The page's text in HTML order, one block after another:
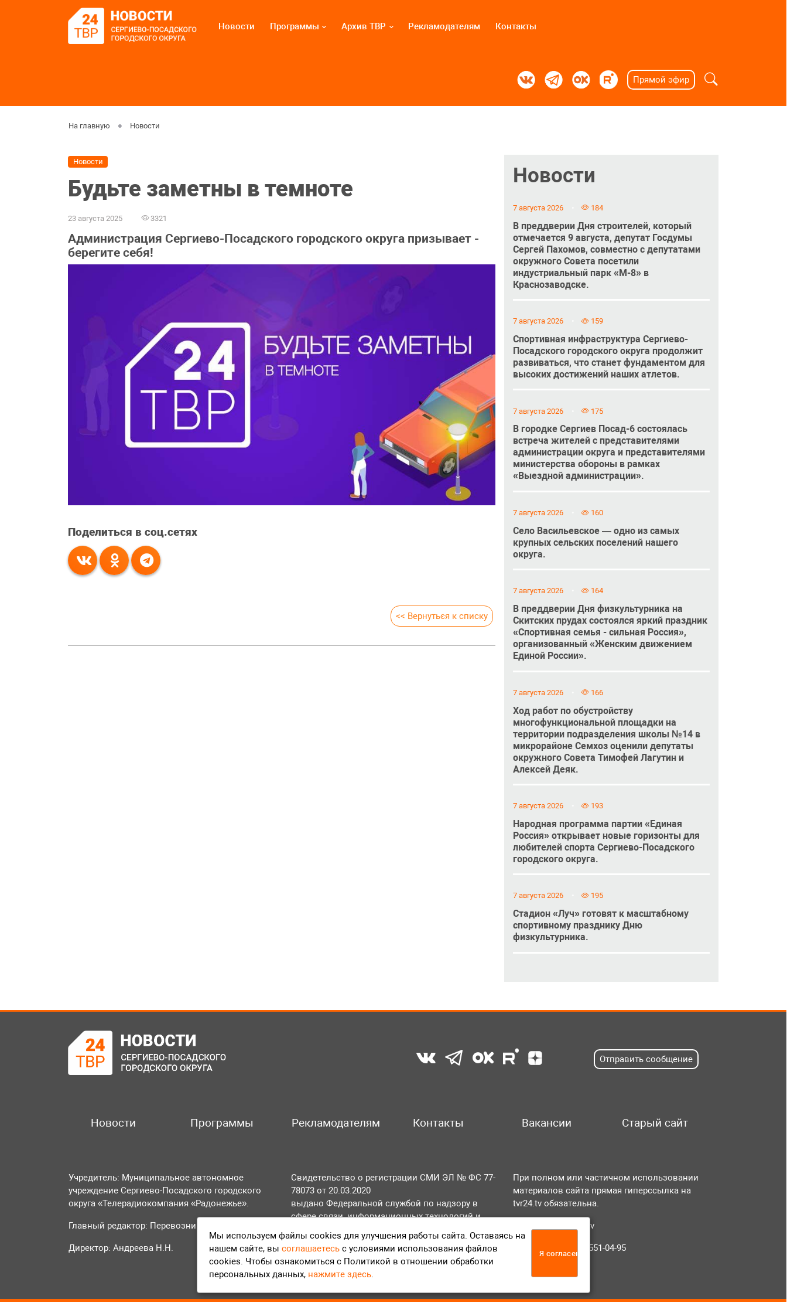
Новости Программы Архив ТВР Рекламодателям Контакты
Прямой эфир
На главную Новости
Новости
Будьте заметны в темноте
23 августа 2025 3321
Администрация Сергиево-Посадского городского округа призывает -
берегите себя!
Поделиться в соц.сетях
<< Вернуться к списку
Новости
7 августа 2026 184
В преддверии Дня строителей, который
отмечается 9 августа, депутат Госдумы
Сергей Пахомов, совместно с депутатами
окружного Совета посетили
индустриальный парк «М-8» в
Краснозаводске.
7 августа 2026 159
Спортивная инфраструктура Сергиево-
Посадского городского округа продолжит
развиваться, что станет фундаментом для
высоких достижений наших атлетов.
7 августа 2026 175
В городке Сергиев Посад-6 состоялась
встреча жителей с представителями
администрации округа и представителями
министерства обороны в рамках
«Выездной администрации».
7 августа 2026 160
Село Васильевское — одно из самых
крупных сельских поселений нашего
округа.
7 августа 2026 164
В преддверии Дня физкультурника на
Скитских прудах состоялся яркий праздник
«Спортивная семья - сильная Россия»,
организованный «Женским движением
Единой России».
7 августа 2026 166
Ход работ по обустройству
многофункциональной площадки на
территории подразделения школы №14 в
микрорайоне Семхоз оценили депутаты
окружного Совета Тимофей Лагутин и
Алексей Деяк.
7 августа 2026 193
Народная программа партии «Единая
Россия» открывает новые горизонты для
любителей спорта Сергиево-Посадского
городского округа.
7 августа 2026 195
Стадион «Луч» готовят к масштабному
спортивному празднику Дню
физкультурника.
Отправить сообщение
Новости Программы Рекламодателям Контакты Вакансии Старый сайт
Учредитель: Муниципальное автономное
учреждение Сергиево-Посадского городского
округа «Телерадиокомпания «Радонежье».
Главный редактор: Перевозникова О.А.
Директор: Андреева Н.Н.
Свидетельство о регистрации СМИ ЭЛ № ФС 77-
78073 от 20.03.2020
выдано Федеральной службой по надзору в
сфере связи, информационных технологий и
массовых коммуникаций (Роскомнадзор).
Положение об обработке персональных данных
Согласие на обработку персональных данных
При полном или частичном использовании
материалов сайта прямая гиперссылка на
tvr24.tv обязательна.
info@tvr24.tv
Телефон: +7 (496) 551-04-95
Мы используем файлы cookies для улучшения работы сайта. Оставаясь на
нашем сайте, вы соглашаетесь с условиями использования файлов
cookies. Чтобы ознакомиться с Политикой в отношении обработки
персональных данных, нажмите здесь.
Я согласен